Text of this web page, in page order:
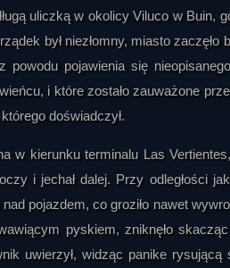
uliczką w okolicy Viluco w Buin,
był niezłomny, miasto zaczęło
pojawienia się
i które zostało zauważone
doświadczył.
w kierunku terminalu Las
i jechał dalej. Przy odległości
pojazdem, co groziło nawet
pyskiem, zniknęło
uwierzył, widząc panike rysującą